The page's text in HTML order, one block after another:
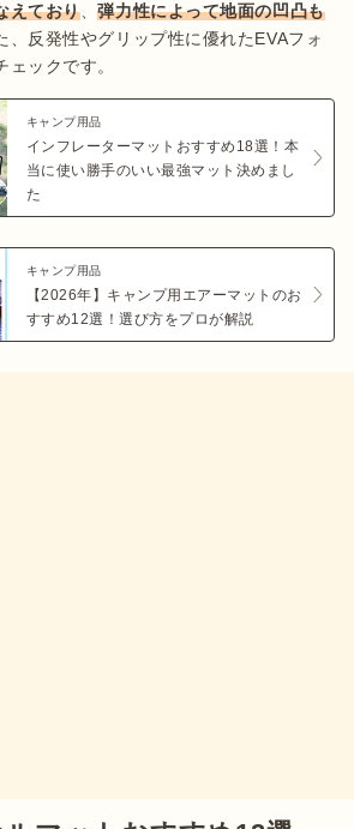
えており、弾力性によって地面の凹凸も
、反発性やグリップ性に優れたEVAフォ
ックです。
キャンプ用品
インフレーターマットおすすめ18選！本
当に使い勝手のいい最強マット決めまし
た
キャンプ用品
【2026年】キャンプ用エアーマットのお
すすめ12選！選び方をプロが解説